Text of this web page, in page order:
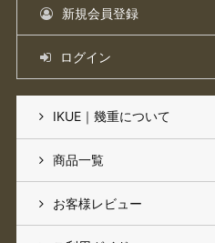
新規会員登録
ログイン
IKUE｜幾重について
商品一覧
お客様レビュー